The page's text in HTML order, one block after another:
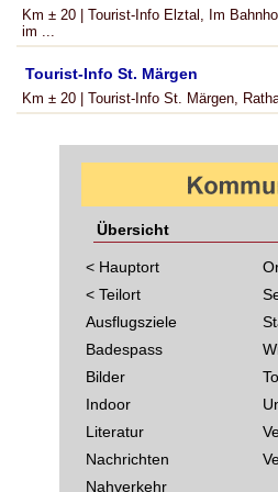
Km ± 20 | Tourist-Info Elztal, Im
im ...
Tourist-Info St. Märgen
Km ± 20 | Tourist-Info St. Märgen,
Übersicht
< Hauptort
< Teilort
Ausflugsziele
Badespass
Bilder
Indoor
Literatur
Nachrichten
Nahverkehr